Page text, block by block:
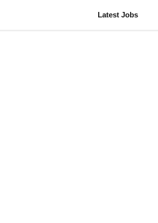
Latest Jobs